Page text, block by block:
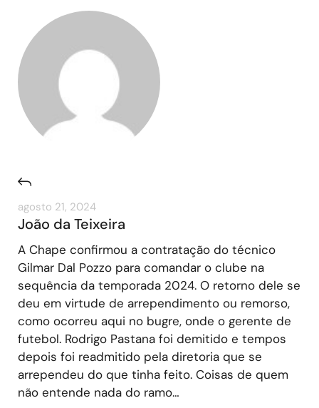
agosto 21, 2024
João da Teixeira
A Chape confirmou a contratação do técnico
Gilmar Dal Pozzo para comandar o clube na
sequência da temporada 2024. O retorno dele se
deu em virtude de arrependimento ou remorso,
como ocorreu aqui no bugre, onde o gerente de
futebol. Rodrigo Pastana foi demitido e tempos
depois foi readmitido pela diretoria que se
arrependeu do que tinha feito. Coisas de quem
não entende nada do ramo…